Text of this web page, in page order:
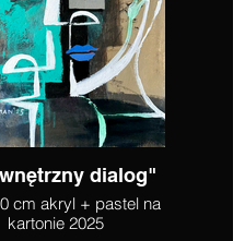
dialog"
cm akryl + pastel na
kartonie 2025